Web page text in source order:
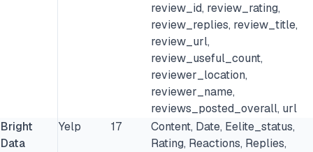
review_id, review_rating,
review_replies, review_title,
review_url,
review_useful_count,
reviewer_location,
reviewer_name,
reviews_posted_overall, url
Bright
Data
Yelp 17
Content, Date, Eelite_status,
Rating, Reactions, Replies,